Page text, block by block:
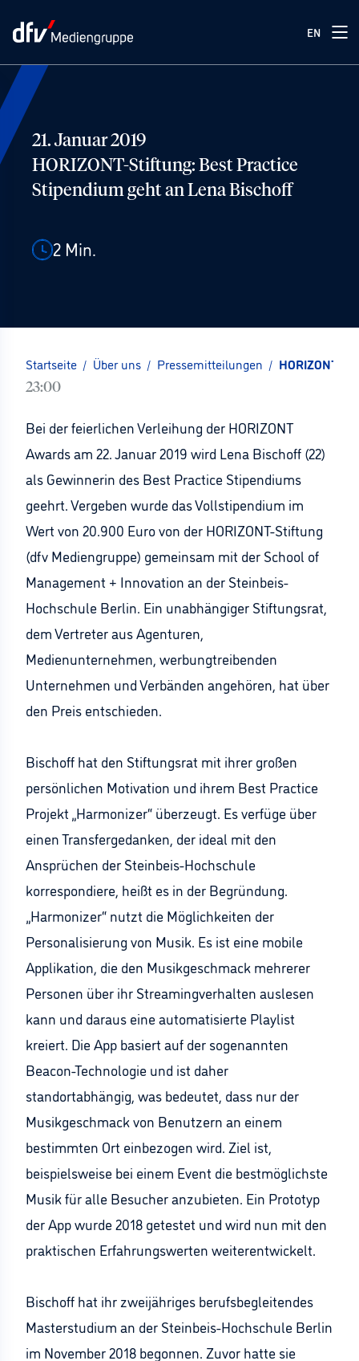
EN
21. Januar 2019
HORIZONT-Stiftung: Best Practice
Stipendium geht an Lena Bischoff
2 Min.
Startseite / Über uns / Pressemitteilungen / HORIZONT-
23:00
Bei der feierlichen Verleihung der HORIZONT
Awards am 22. Januar 2019 wird Lena Bischoff (22)
als Gewinnerin des Best Practice Stipendiums
geehrt. Vergeben wurde das Vollstipendium im
Wert von 20.900 Euro von der HORIZONT-Stiftung
(dfv Mediengruppe) gemeinsam mit der School of
Management + Innovation an der Steinbeis-
Hochschule Berlin. Ein unabhängiger Stiftungsrat,
dem Vertreter aus Agenturen,
Medienunternehmen, werbungtreibenden
Unternehmen und Verbänden angehören, hat über
den Preis entschieden.
Bischoff hat den Stiftungsrat mit ihrer großen
persönlichen Motivation und ihrem Best Practice
Projekt „Harmonizer“ überzeugt. Es verfüge über
einen Transfergedanken, der ideal mit den
Ansprüchen der Steinbeis-Hochschule
korrespondiere, heißt es in der Begründung.
„Harmonizer“ nutzt die Möglichkeiten der
Personalisierung von Musik. Es ist eine mobile
Applikation, die den Musikgeschmack mehrerer
Personen über ihr Streamingverhalten auslesen
kann und daraus eine automatisierte Playlist
kreiert. Die App basiert auf der sogenannten
Beacon-Technologie und ist daher
standortabhängig, was bedeutet, dass nur der
Musikgeschmack von Benutzern an einem
bestimmten Ort einbezogen wird. Ziel ist,
beispielsweise bei einem Event die bestmöglichste
Musik für alle Besucher anzubieten. Ein Prototyp
der App wurde 2018 getestet und wird nun mit den
praktischen Erfahrungswerten weiterentwickelt.
Bischoff hat ihr zweijähriges berufsbegleitendes
Masterstudium an der Steinbeis-Hochschule Berlin
im November 2018 begonnen. Zuvor hatte sie